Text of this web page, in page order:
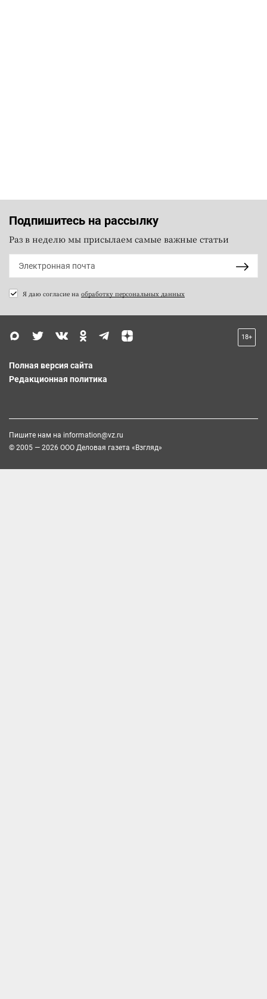
Подпишитесь на рассылку
Раз в неделю мы присылаем самые важные статьи
Я даю согласие на обработку персональных данных
18+
Полная версия сайта
Редакционная политика
Пишите нам на information@vz.ru
© 2005 — 2026 ООО Деловая газета «Взгляд»